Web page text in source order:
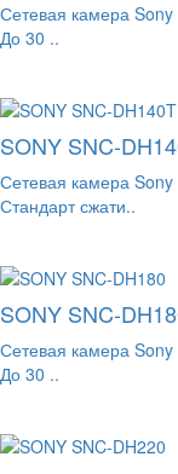
Сетевая камера Sony
До 30 ..
SONY SNC-
Сетевая камера
Стандарт сжати..
SONY SNC-
Сетевая камера Sony
До 30 ..